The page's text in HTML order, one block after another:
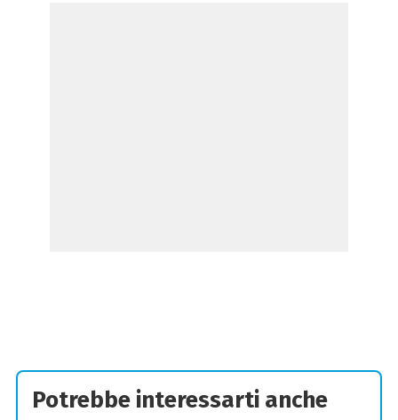
Potrebbe interessarti anche